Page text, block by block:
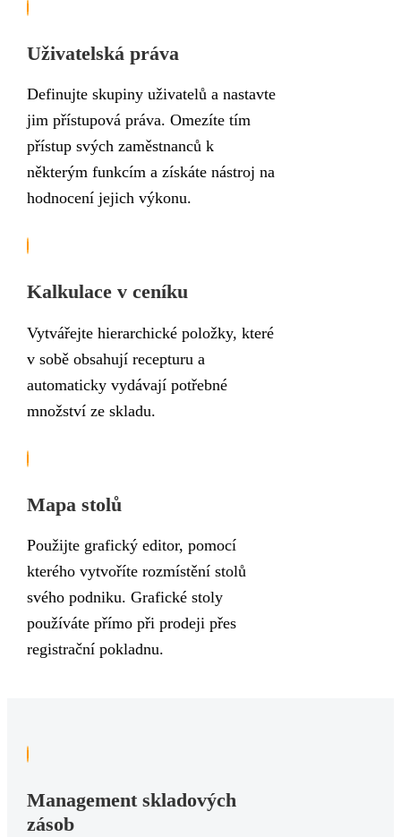
Uživatelská práva
Definujte skupiny uživatelů a nastavte
jim přístupová práva. Omezíte tím
přístup svých zaměstnanců k
některým funkcím a získáte nástroj na
hodnocení jejich výkonu.
Kalkulace v ceníku
Vytvářejte hierarchické položky, které
v sobě obsahují recepturu a
automaticky vydávají potřebné
množství ze skladu.
Mapa stolů
Použijte grafický editor, pomocí
kterého vytvoříte rozmístění stolů
svého podniku. Grafické stoly
používáte přímo při prodeji přes
registrační pokladnu.
Management skladových
zásob